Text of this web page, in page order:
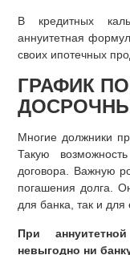
В кредитных
аннуитетная
своих ипотечных
ГРАФИК
Многие должники
Такую
договора. Важную
погашения долга.
для банка, так и для
При
невыгодно ни